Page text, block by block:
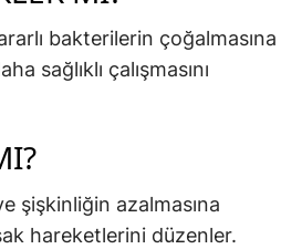
bakterilerin çoğalmasına
sağlıklı çalışmasını
şişkinliğin azalmasına
hareketlerini düzenler.